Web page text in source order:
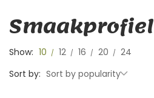
Smaakprofiel
Show: 10 12 16 20
24
Sort by: Sort by popularity